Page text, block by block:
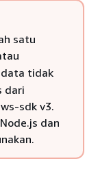
satu
data tidak
dari
sdk v3.
dan